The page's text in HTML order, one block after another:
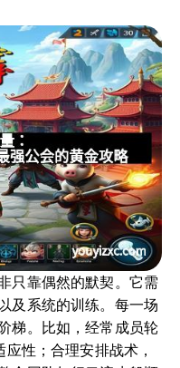
只靠偶然的默契。它需
及系统的训练。每一场
梯。比如，经常成员轮
应性；合理安排战术，